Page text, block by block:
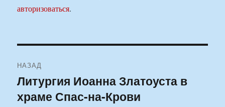
авторизоваться.
по
записям
НАЗАД
Предыдущая
запись:
Литургия Иоанна Златоуста в
храме Спас-на-Крови